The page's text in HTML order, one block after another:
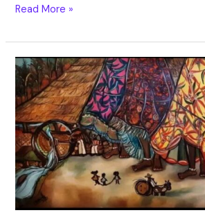
A
racial
negra
na
universidade
é
uma
questão
de
permanência
estudantil?
Read More »